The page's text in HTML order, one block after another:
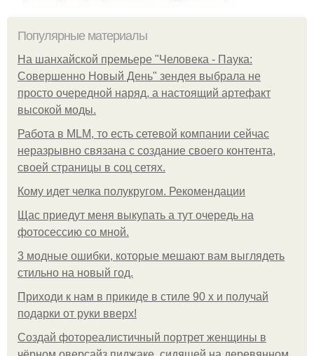
Популярные материалы
На шанхайской премьере "Человека - Паука:
Совершенно Новый День" зендея выбрала не
просто очередной наряд, а настоящий артефакт
высокой моды.
Работа в MLM, то есть сетевой компании сейчас
неразрывно связана с создание своего контента,
своей страницы в соц сетях.
Кому идет челка полукругом. Рекомендации
Щас приедут меня выкупать а тут очередь на
фотосессию со мной.
3 модные ошибки, которые мешают вам выглядеть
стильно на новый год.
Приходи к нам в прикиде в стиле 90 х и получай
подарки от руки вверх!
Создай фотореалистичный портрет женщины в